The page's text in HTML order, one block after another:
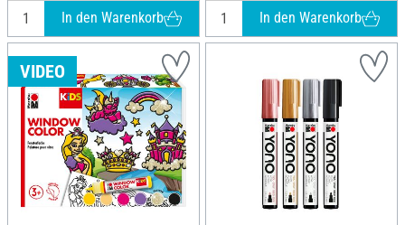
In den Warenkorb In den Warenkorb
VIDEO